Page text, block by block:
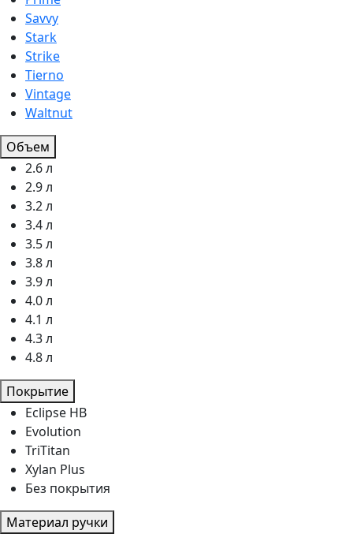
Savvy
Stark
Strike
Tierno
Vintage
Waltnut
Объем
2.6 л
2.9 л
3.2 л
3.4 л
3.5 л
3.8 л
3.9 л
4.0 л
4.1 л
4.3 л
4.8 л
Покрытие
Eclipse HB
Evolution
TriTitan
Xylan Plus
Без покрытия
Материал ручки